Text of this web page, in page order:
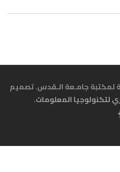
لمكتبة جامـعة الـقدس. تصميم
لتكنولوجيا المعلومات.